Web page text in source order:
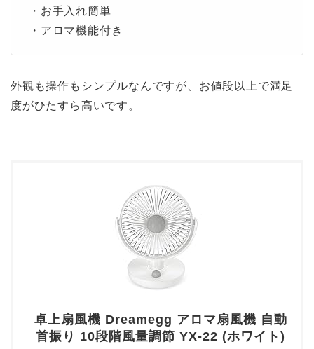
・お手入れ簡単
・アロマ機能付き
外観も操作もシンプルなんですが、お値段以上で満足
度がひたすら高いです。
卓上扇風機 Dreamegg アロマ扇風機 自動
首振り 10段階風量調節 YX-22 (ホワイト)